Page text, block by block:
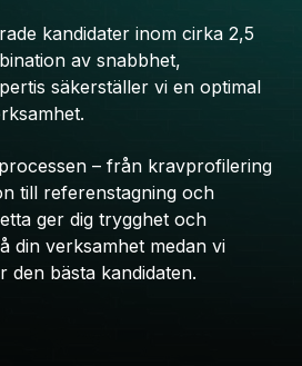
kandidater inom cirka 2,5
av snabbhet,
säkerställer vi en optimal
– från kravprofilering
till referenstagning och
ger dig trygghet och
din verksamhet medan vi
den bästa kandidaten.